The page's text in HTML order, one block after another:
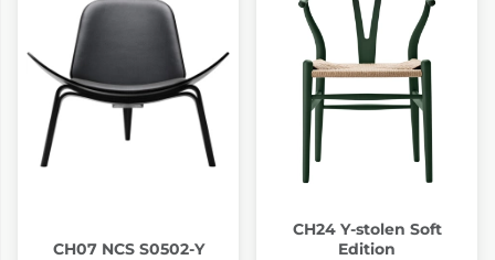
CH07 NCS S0502-Y
CH24 Y-stolen Soft
Edition